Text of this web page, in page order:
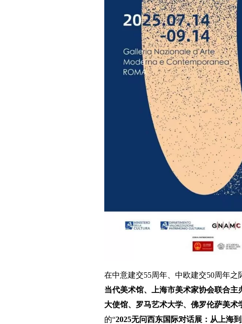
在中意建交55周年、中欧建交50周年之
当代美术馆、上海市美术家协会联合主
大使馆、罗马艺术大学、佛罗伦萨美
的“2025无问西东国际对话展：从上海